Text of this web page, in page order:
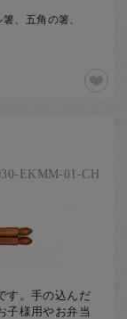
、五角の箸、
EKMM-01-CH
す。手の込んだ
子様用やお弁当